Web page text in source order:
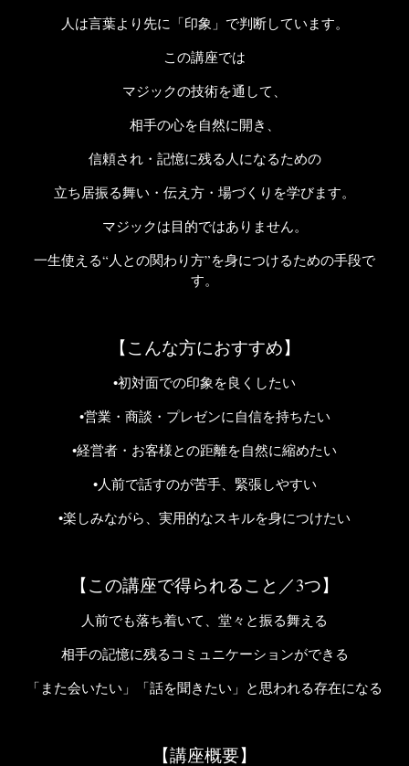
人は言葉より先に「印象」で判断しています。
この講座では
マジックの技術を通して、
相手の心を自然に開き、
信頼され・記憶に残る人になるための
立ち居振る舞い・伝え方・場づくりを学びます。
マジックは目的ではありません。
一生使える“人との関わり方”を身につけるための手段で
す。
【こんな方におすすめ】
•初対面での印象を良くしたい
•営業・商談・プレゼンに自信を持ちたい
•経営者・お客様との距離を自然に縮めたい
•人前で話すのが苦手、緊張しやすい
•楽しみながら、実用的なスキルを身につけたい
【この講座で得られること／3つ】
人前でも落ち着いて、堂々と振る舞える
相手の記憶に残るコミュニケーションができる
「また会いたい」「話を聞きたい」と思われる存在になる
【講座概要】